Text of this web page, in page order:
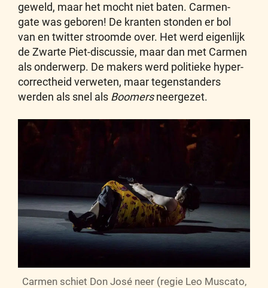
geweld, maar het mocht niet baten. Carmen-
gate was geboren! De kranten stonden er bol
van en twitter stroomde over. Het werd eigenlijk
de Zwarte Piet-discussie, maar dan met Carmen
als onderwerp. De makers werd politieke hyper-
correctheid verweten, maar tegenstanders
werden als snel als Boomersneergezet.
Carmen schiet Don José neer (regie Leo Muscato,